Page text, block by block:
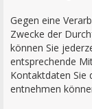
Gegen eine
Zwecke der
können Sie
entsprechende
Kontaktdaten Sie
entnehmen